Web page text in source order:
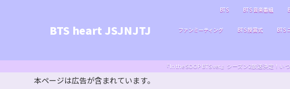
BTS heart JSJNJTJ
BTS BTS 音楽番組
ファンミーティング BTS 授賞式 BTS
『In the SOOP BTS ver.』シーズン2放送決定！
本ページは広告が含まれています。